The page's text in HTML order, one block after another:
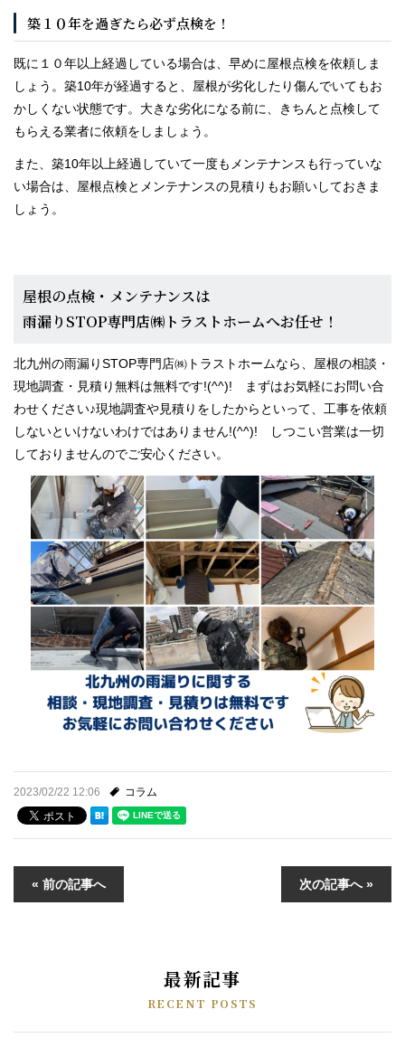
築１０年を過ぎたら必ず点検を！
既に１０年以上経過している場合は、早めに屋根点検を依頼しま
しょう。築10年が経過すると、屋根が劣化したり傷んでいてもお
かしくない状態です。大きな劣化になる前に、きちんと点検して
もらえる業者に依頼をしましょう。
また、築10年以上経過していて一度もメンテナンスも行っていな
い場合は、屋根点検とメンテナンスの見積りもお願いしておきま
しょう。
屋根の点検・メンテナンスは
雨漏りSTOP専門店㈱トラストホームへお任せ！
北九州の雨漏りSTOP専門店㈱トラストホームなら、屋根の相談・
現地調査・見積り無料は無料です!(^^)! まずはお気軽にお問い合
わせください♪現地調査や見積りをしたからといって、工事を依頼
しないといけないわけではありません!(^^)! しつこい営業は一切
しておりませんのでご安心ください。
2023/02/22 12:06 コラム
« 前の記事へ 次の記事へ »
最新記事
RECENT POSTS